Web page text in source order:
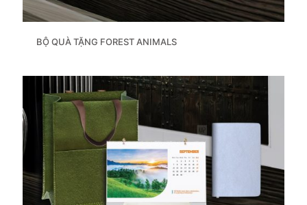
BỘ QUÀ TẶNG FOREST ANIMALS